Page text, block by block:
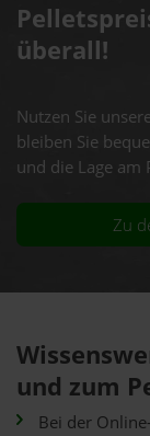
überall!
Nutzen Sie unsere
bleiben Sie
und die Lage
Zu
und zum
Bei der